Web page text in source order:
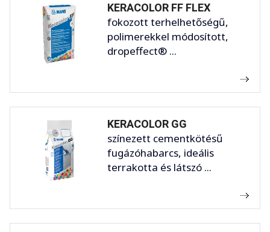
KERACOLOR FF FLEX
fokozott terhelhetőségű,
polimerekkel módosított,
dropeffect® ...
KERACOLOR GG
színezett cementkötésű
fugázóhabarcs, ideális
terrakotta és látszó ...